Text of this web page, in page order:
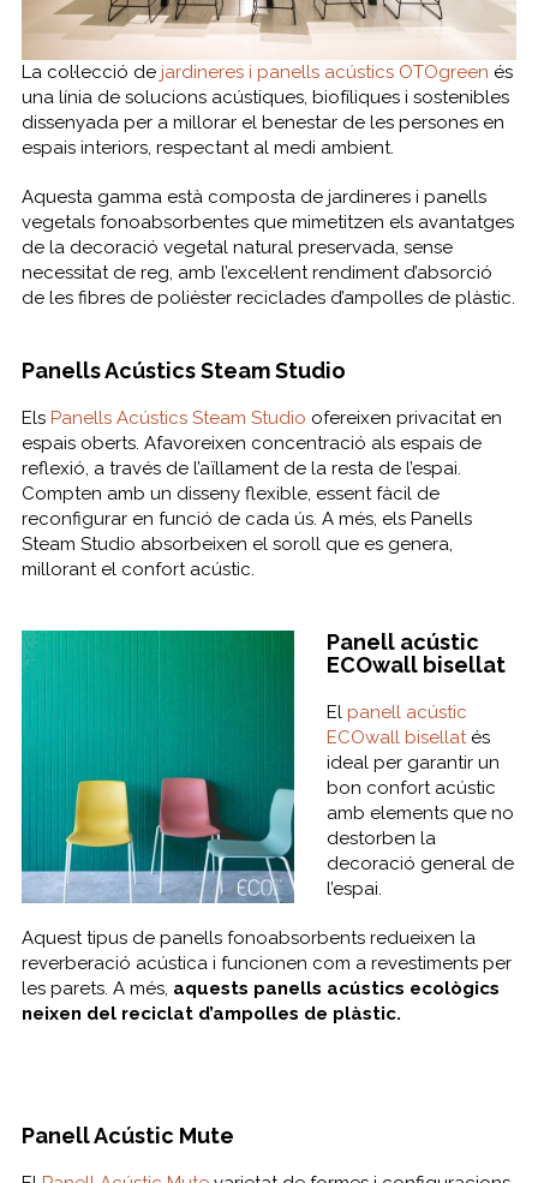
La col·lecció dejardineres i panells acústics OTOgreen és
una línia de solucions acústiques, biofíliques i sostenibles
dissenyada per a millorar el benestar de les persones en
espais interiors, respectant al medi ambient.
Aquesta gamma està composta de jardineres i panells
vegetals fonoabsorbentes que mimetitzen els avantatges
de la decoració vegetal natural preservada, sense
necessitat de reg, amb l’excel·lent rendiment d’absorció
de les fibres de polièster reciclades d’ampolles de plàstic.
Panells Acústics Steam Studio
Els Panells Acústics Steam Studio ofereixen privacitat en
espais oberts. Afavoreixen concentració als espais de
reflexió, a través de l’aïllament de la resta de l’espai.
Compten amb un disseny flexible, essent fàcil de
reconfigurar en funció de cada ús. A més, els Panells
Steam Studio absorbeixen el soroll que es genera,
millorant el confort acústic.
Panell acústic
ECOwall bisellat
El panell acústic
ECOwall bisellatés
ideal per garantir un
bon confort acústic
amb elements que no
destorben la
decoració general de
l’espai.
Aquest tipus de panells fonoabsorbents redueixen la
reverberació acústica i funcionen com a revestiments per
les parets. A més, aquests panells acústics ecològics
neixen del reciclat d’ampolles de plàstic.
Panell Acústic Mute